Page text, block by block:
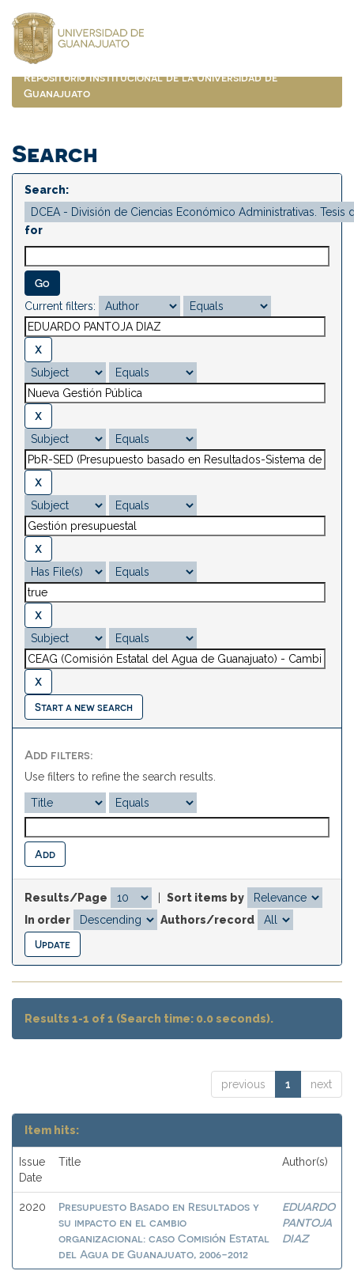
navigation
Repositorio Institucional de la Universidad de
Guanajuato
Search
Search:
for
Current filters:
Start a new search
Add filters:
Use filters to refine the search results.
Results/Page
Sort items by
In order
Authors/record
Results 1-1 of 1 (Search time: 0.0 seconds).
previous 1 next
Item hits:
Issue
Date
Title Author(s)
2020
Presupuesto Basado en Resultados y
su impacto en el cambio
organizacional: caso Comisión Estatal
del Agua de Guanajuato, 2006-2012
EDUARDO
PANTOJA
DIAZ